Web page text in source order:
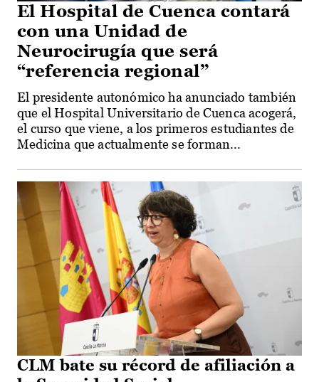
El Hospital de Cuenca contará
con una Unidad de
Neurocirugía que será
“referencia regional”
El presidente autonómico ha anunciado también
que el Hospital Universitario de Cuenca acogerá,
el curso que viene, a los primeros estudiantes de
Medicina que actualmente se forman...
CLM bate su récord de afiliación a